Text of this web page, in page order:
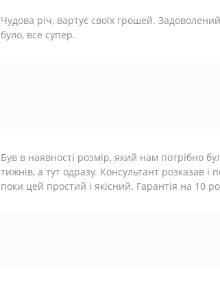
Чудова річ, вартує своїх грошей.
було, все супер.
Був в наявності розмір, який нам потрібно
тижнів, а тут одразу. Консультант розказав і
поки цей простий і якісний. Гарантія на 10